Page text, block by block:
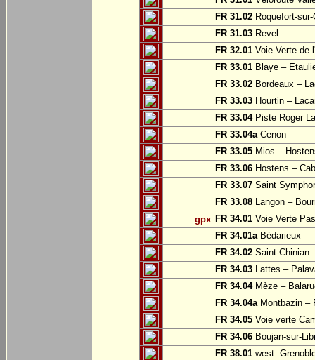
FR 31.02 Roquefort-
FR 31.03 Revel
FR 32.01 Voie Verte de
FR 33.01 Blaye –
FR 33.02 Bordeaux –
FR 33.03 Hourtin –
FR 33.04Piste Roger
FR 33.04aCenon
FR 33.05 Mios –
FR 33.06 Hostens –
FR 33.07 Saint
FR 33.08 Langon –
gpx FR 34.01 Voie Verte
FR 34.01aBédarieux
FR 34.02 Saint-Chinian
FR 34.03 Lattes –
FR 34.04Mèze –
FR 34.04aMontbazin –
FR 34.05 Voie verte
FR 34.06 Boujan-sur-
FR 38.01 west.